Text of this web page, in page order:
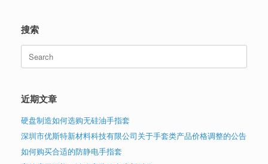
搜索
Search
for:
近期文章
硬盘制造如何选购无硅油手指套
深圳市优斯特新材料科技有限公司关于手套类产品价格调整的公告
如何购买合适的防静电手指套